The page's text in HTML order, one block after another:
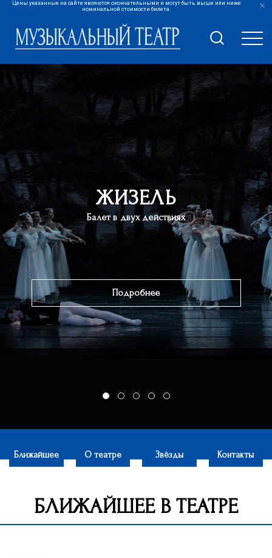
Цены указанные на сайте являются окончательными и могут быть выше или ниже
номинальной стоимости билета.
ЖИЗЕЛЬ
Балет в двух действиях
Подробнее
Ближайшее О театре Звёзды Контакты
БЛИЖАЙШЕЕ В ТЕАТРЕ